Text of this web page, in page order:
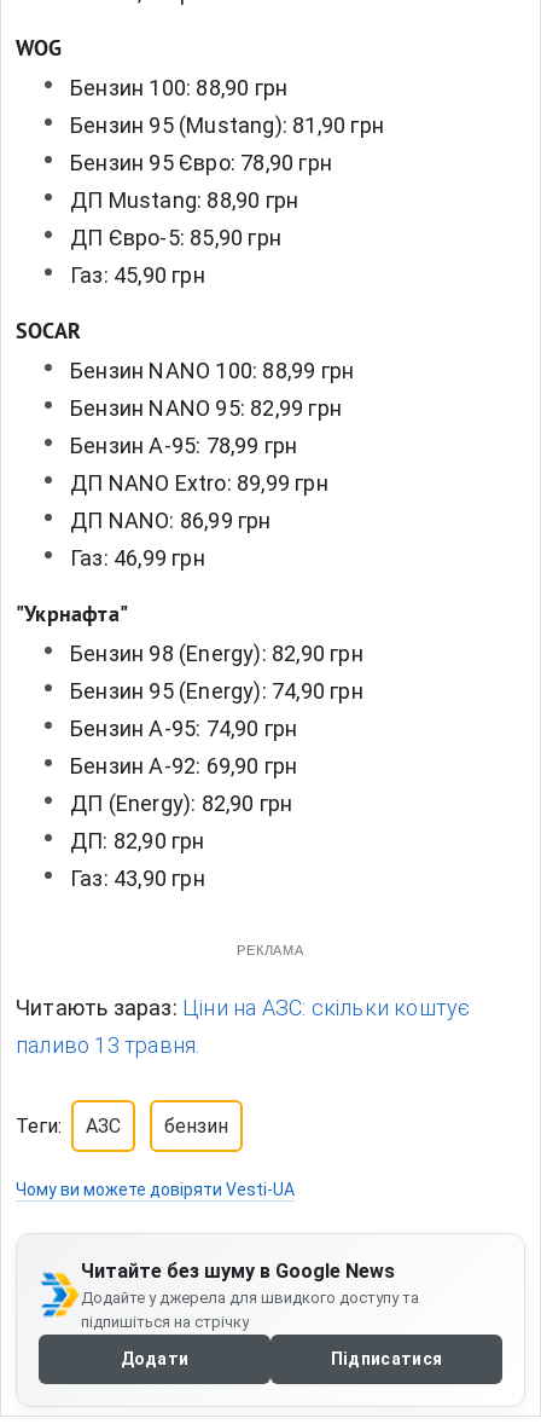
WOG
Бензин 100: 88,90 грн
Бензин 95 (Mustang): 81,90 грн
Бензин 95 Євро: 78,90 грн
ДП Mustang: 88,90 грн
ДП Євро-5: 85,90 грн
Газ: 45,90 грн
SOCAR
Бензин NANO 100: 88,99 грн
Бензин NANO 95: 82,99 грн
Бензин А-95: 78,99 грн
ДП NANO Extro: 89,99 грн
ДП NANO: 86,99 грн
Газ: 46,99 грн
"Укрнафта"
Бензин 98 (Energy): 82,90 грн
Бензин 95 (Energy): 74,90 грн
Бензин А-95: 74,90 грн
Бензин А-92: 69,90 грн
ДП (Energy): 82,90 грн
ДП: 82,90 грн
Газ: 43,90 грн
РЕКЛАМА
Читають зараз: Ціни на АЗС: скільки коштує
паливо 13 травня.
Теги: АЗС бензин
Чому ви можете довіряти Vesti-UA
Читайте без шуму в Google News
Додайте у джерела для швидкого доступу та
підпишіться на стрічку
Додати Підписатися